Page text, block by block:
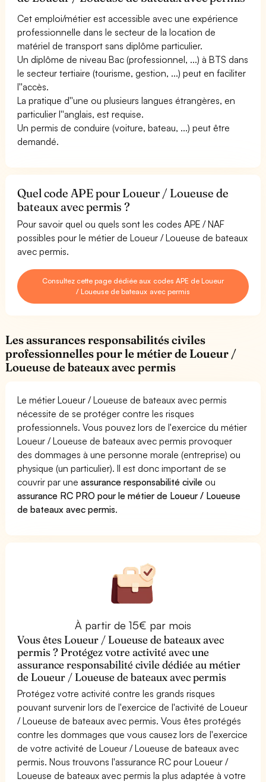
Cet emploi/métier est accessible avec une expérience
professionnelle dans le secteur de la location de
matériel de transport sans diplôme particulier.
Un diplôme de niveau Bac (professionnel, ...) à BTS dans
le secteur tertiaire (tourisme, gestion, ...) peut en faciliter
l''accès.
La pratique d''une ou plusieurs langues étrangères, en
particulier l''anglais, est requise.
Un permis de conduire (voiture, bateau, ...) peut être
demandé.
Quel code APE pour Loueur / Loueuse de
bateaux avec permis ?
Pour savoir quel ou quels sont les codes APE / NAF
possibles pour le métier de Loueur / Loueuse de bateaux
avec permis.
Consultez cette page dédiée aux codes APE de Loueur
/ Loueuse de bateaux avec permis
Les assurances responsabilités civiles
professionnelles pour le métier de Loueur /
Loueuse de bateaux avec permis
Le métier Loueur / Loueuse de bateaux avec permis
nécessite de se protéger contre les risques
professionnels. Vous pouvez lors de l'exercice du métier
Loueur / Loueuse de bateaux avec permis provoquer
des dommages à une personne morale (entreprise) ou
physique (un particulier). Il est donc important de se
couvrir par uneassurance responsabilité civile ou
assurance RC PRO pour le métier de Loueur / Loueuse
de bateaux avec permis.
À partir de 15€ par mois
Vous êtes Loueur / Loueuse de bateaux avec
permis ? Protégez votre activité avec une
assurance responsabilité civile dédiée au métier
de Loueur / Loueuse de bateaux avec permis
Protégez votre activité contre les grands risques
pouvant survenir lors de l'exercice de l'activité de Loueur
/ Loueuse de bateaux avec permis. Vous êtes protégés
contre les dommages que vous causez lors de l'exercice
de votre activité de Loueur / Loueuse de bateaux avec
permis. Nous trouvons l'assurance RC pour Loueur /
Loueuse de bateaux avec permis la plus adaptée à votre